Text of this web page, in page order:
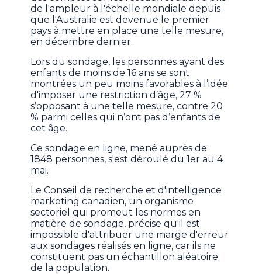
de l'ampleur à l'échelle mondiale depuis
que l'Australie est devenue le premier
pays à mettre en place une telle mesure,
en décembre dernier.
Lors du sondage, les personnes ayant des
enfants de moins de 16 ans se sont
montrées un peu moins favorables à l’idée
d'imposer une restriction d’âge, 27 %
s’opposant à une telle mesure, contre 20
% parmi celles qui n’ont pas d’enfants de
cet âge.
Ce sondage en ligne, mené auprès de
1848 personnes, s'est déroulé du 1er au 4
mai.
Le Conseil de recherche et d'intelligence
marketing canadien, un organisme
sectoriel qui promeut les normes en
matière de sondage, précise qu'il est
impossible d'attribuer une marge d'erreur
aux sondages réalisés en ligne, car ils ne
constituent pas un échantillon aléatoire
de la population.